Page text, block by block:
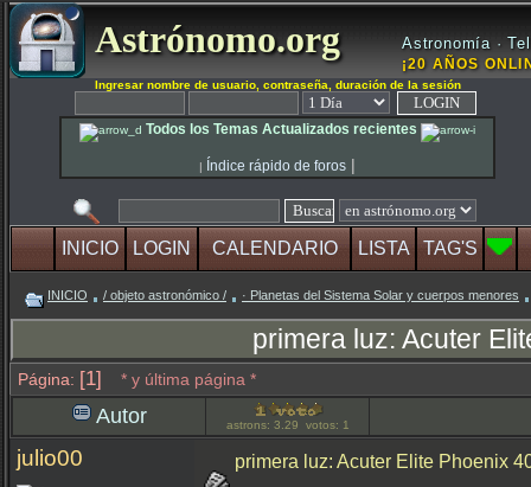
Astrónomo.org Astronomía ·
¡20 AÑOS
Ingresar nombre de usuario, contraseña, duración de la sesión
Todos los Temas Actualizados recientes
| Índice rápido de foros |
INICIO LOGIN CALENDARIO LISTA TAG'S
INICIO / objeto astronómico / · Planetas del Sistema Solar y cuerpos menores
primera luz: Acuter
Página: [1] * y última página *
Autor astrons: 3.29 votos: 1
julio00 primera luz: Acuter Elite Phoenix